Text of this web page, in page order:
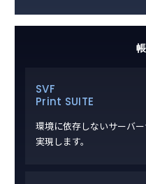
SVF
Print SUITE
環境に依存しないサーバ
実現します。